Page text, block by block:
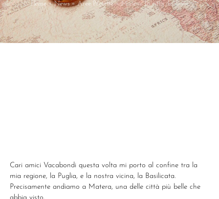
Home»News»Aree Protette»Matera: la città dei Sassi
Cari amici Vacabondi questa volta mi porto al confine tra la
mia regione, la Puglia, e la nostra vicina, la Basilicata.
Precisamente andiamo a Matera, una delle città più belle che